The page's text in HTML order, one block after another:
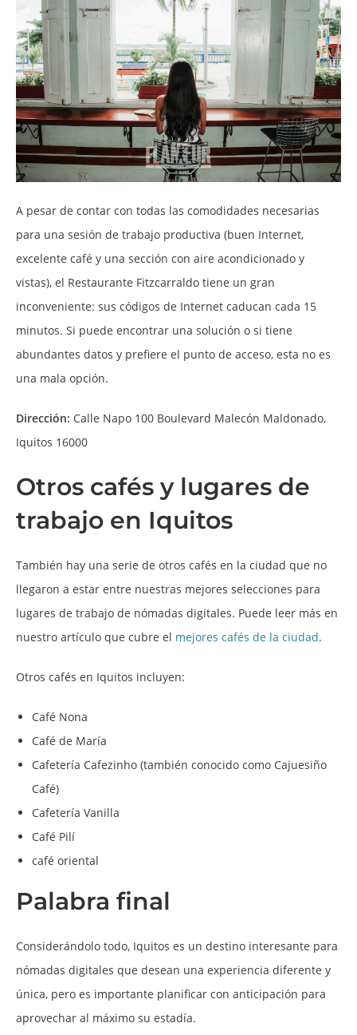
A pesar de contar con todas las comodidades necesarias
para una sesión de trabajo productiva (buen Internet,
excelente café y una sección con aire acondicionado y
vistas), el Restaurante Fitzcarraldo tiene un gran
inconveniente: sus códigos de Internet caducan cada 15
minutos. Si puede encontrar una solución o si tiene
abundantes datos y prefiere el punto de acceso, esta no es
una mala opción.
Dirección: Calle Napo 100 Boulevard Malecón Maldonado,
Iquitos 16000
Otros cafés y lugares de
trabajo en Iquitos
También hay una serie de otros cafés en la ciudad que no
llegaron a estar entre nuestras mejores selecciones para
lugares de trabajo de nómadas digitales. Puede leer más en
nuestro artículo que cubre el mejores cafés de la ciudad.
Otros cafés en Iquitos incluyen:
Café Nona
Café de María
Cafetería Cafezinho (también conocido como Cajuesiño
Café)
Cafetería Vanilla
Café Pilí
café oriental
Palabra final
Considerándolo todo, Iquitos es un destino interesante para
nómadas digitales que desean una experiencia diferente y
única, pero es importante planificar con anticipación para
aprovechar al máximo su estadía.